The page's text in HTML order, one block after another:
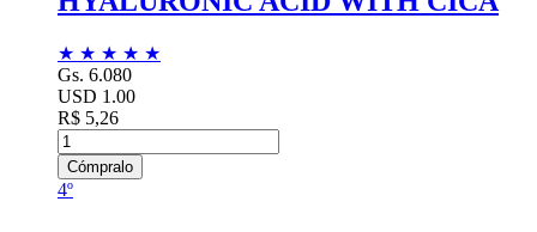
★ ★ ★ ★ ★
Gs. 6.080
USD 1.00
R$ 5,26
Cómpralo
4º